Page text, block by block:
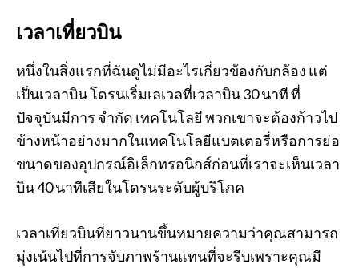
เวลาเที่ยวบิน
หนึ่งในสิ่งแรกที่ฉันดูไม่มีอะไรเกี่ยวข้องกับกล้อง แต่
เป็นเวลาบิน โดรนเริ่มเลเวลที่เวลาบิน 30 นาที ที่
ปัจจุบันมีการ จำกัด เทคโนโลยี พวกเขาจะต้องก้าวไป
ข้างหน้าอย่างมากในเทคโนโลยีแบตเตอรี่หรือการย่อ
ขนาดของอุปกรณ์อิเล็กทรอนิกส์ก่อนที่เราจะเห็นเวลา
บิน 40 นาทีเสียในโดรนระดับผู้บริโภค
เวลาเที่ยวบินที่ยาวนานขึ้นหมายความว่าคุณสามารถ
มุ่งเน้นไปที่การจับภาพร้านแทนที่จะรีบเพราะคุณมี